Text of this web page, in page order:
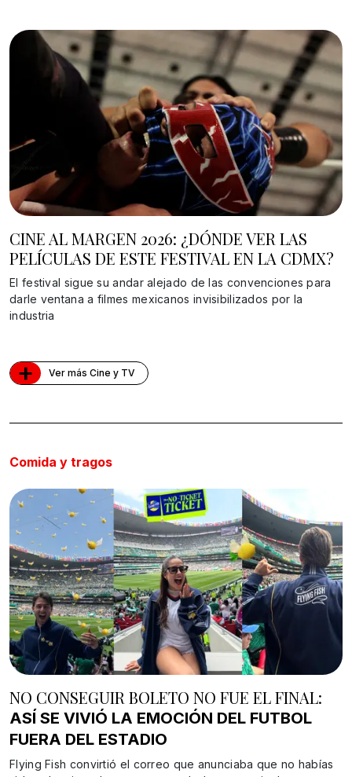
CINE AL MARGEN 2026: ¿DÓNDE VER LAS
PELÍCULAS DE ESTE FESTIVAL EN LA CDMX?
El festival sigue su andar alejado de las convenciones para
darle ventana a filmes mexicanos invisibilizados por la
industria
+ Ver más Cine y TV
Comida y tragos
NO CONSEGUIR BOLETO NO FUE EL FINAL:
ASÍ SE VIVIÓ LA EMOCIÓN DEL FUTBOL
FUERA DEL ESTADIO
Flying Fish convirtió el correo que anunciaba que no habías